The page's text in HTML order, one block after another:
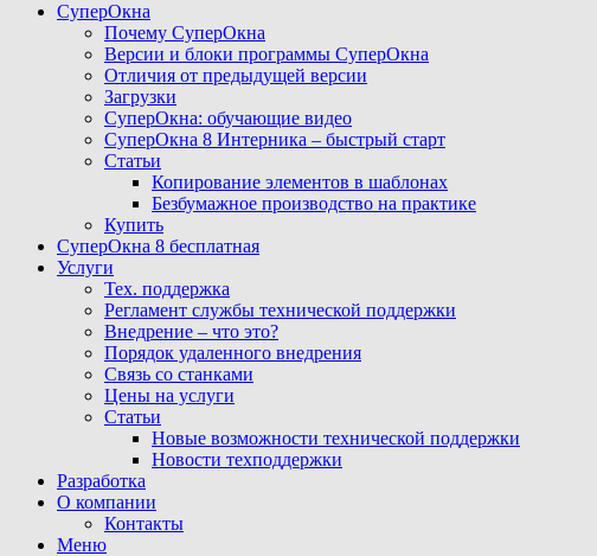
СуперОкна
Почему СуперОкна
Версии и блоки программы СуперОкна
Отличия от предыдущей версии
Загрузки
СуперОкна: обучающие видео
СуперОкна 8 Интерника – быстрый старт
Статьи
Копирование элементов в шаблонах
Безбумажное производство на практике
Купить
СуперОкна 8 бесплатная
Услуги
Тех. поддержка
Регламент службы технической поддержки
Внедрение – что это?
Порядок удаленного внедрения
Связь со станками
Цены на услуги
Статьи
Новые возможности технической поддержки
Новости техподдержки
Разработка
О компании
Контакты
Меню